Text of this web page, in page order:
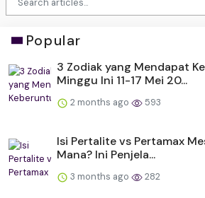
Popular
3 Zodiak yang Mendapat
Minggu Ini 11-17 Mei 20...
2 months ago 593
Isi Pertalite vs Pertamax
Mana? Ini Penjela...
3 months ago 282